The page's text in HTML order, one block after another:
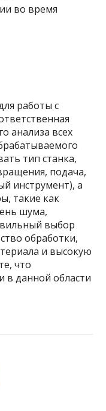
во время
работы с
анализа всех
тип станка,
подача,
инструмент), а
такие как
шума,
выбор
обработки,
и высокую
что
в данной области